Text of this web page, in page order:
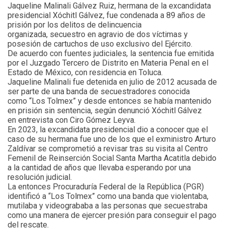
Jaqueline Malinali Gálvez Ruiz, hermana de la excandidata
presidencial Xóchitl Gálvez, fue condenada a 89 años de
prisión por los delitos de delincuencia
organizada, secuestro en agravio de dos víctimas y
posesión de cartuchos de uso exclusivo del Ejército.
De acuerdo con fuentes judiciales, la sentencia fue emitida
por el Juzgado Tercero de Distrito en Materia Penal en el
Estado de México, con residencia en Toluca.
Jaqueline Malinali fue detenida en julio de 2012 acusada de
ser parte de una banda de secuestradores conocida
como “Los Tolmex” y desde entonces se había mantenido
en prisión sin sentencia, según denunció Xóchitl Gálvez
en entrevista con Ciro Gómez Leyva.
En 2023, la excandidata presidencial dio a conocer que el
caso de su hermana fue uno de los que el exministro Arturo
Zaldívar se comprometió a revisar tras su visita al Centro
Femenil de Reinserción Social Santa Martha Acatitla debido
a la cantidad de años que llevaba esperando por una
resolución judicial.
La entonces Procuraduría Federal de la República (PGR)
identificó a “Los Tolmex” como una banda que violentaba,
mutilaba y videogrababa a las personas que secuestraba
como una manera de ejercer presión para conseguir el pago
del rescate.